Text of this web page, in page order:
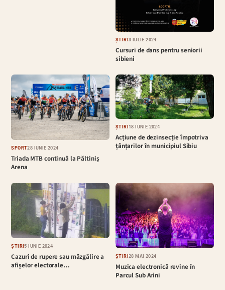
ȘTIRI3 IULIE 2024
Cursuri de dans pentru seniorii
sibieni
SPORT28 IUNIE 2024
Triada MTB continuă la Păltiniș
Arena
ȘTIRI18 IUNIE 2024
Acțiune de dezinsecție împotriva
țânțarilor în municipiul Sibiu
ȘTIRI5 IUNIE 2024
Cazuri de rupere sau mâzgălire a
afișelor electorale…
ȘTIRI28 MAI 2024
Muzica electronică revine în
Parcul Sub Arini